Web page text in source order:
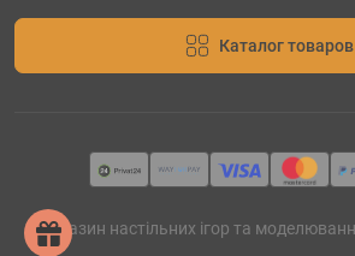
Каталог товаров
Магазин настільних ігор та